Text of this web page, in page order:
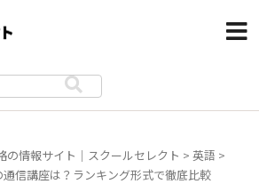
の情報サイト｜スクールセレクト >英語 >
通信講座は？ランキング形式で徹底比較